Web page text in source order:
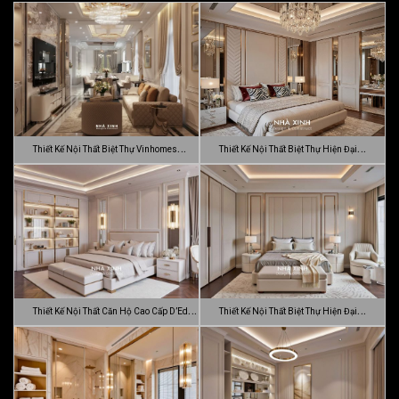
Thiết Kế Nội Thất Biệt Thự Vinhomes
Gran…
Thiết Kế Nội Thất Biệt Thự Hiện Đại
Sang…
Thiết Kế Nội Thất Căn Hộ Cao Cấp D’Edge
…
Thiết Kế Nội Thất Biệt Thự Hiện Đại
Luca…